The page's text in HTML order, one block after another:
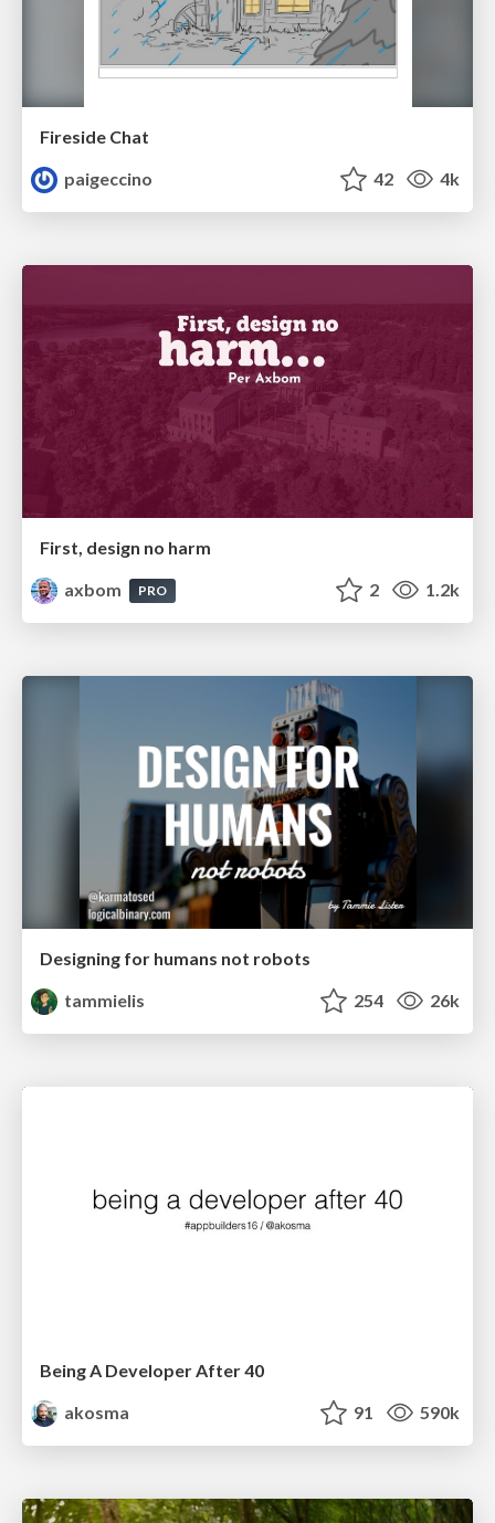
Fireside Chat
paigeccino
42 4k
First, design no harm
axbom
PRO 2 1.2k
Designing for humans not robots
tammielis
254 26k
Being A Developer After 40
akosma
91 590k